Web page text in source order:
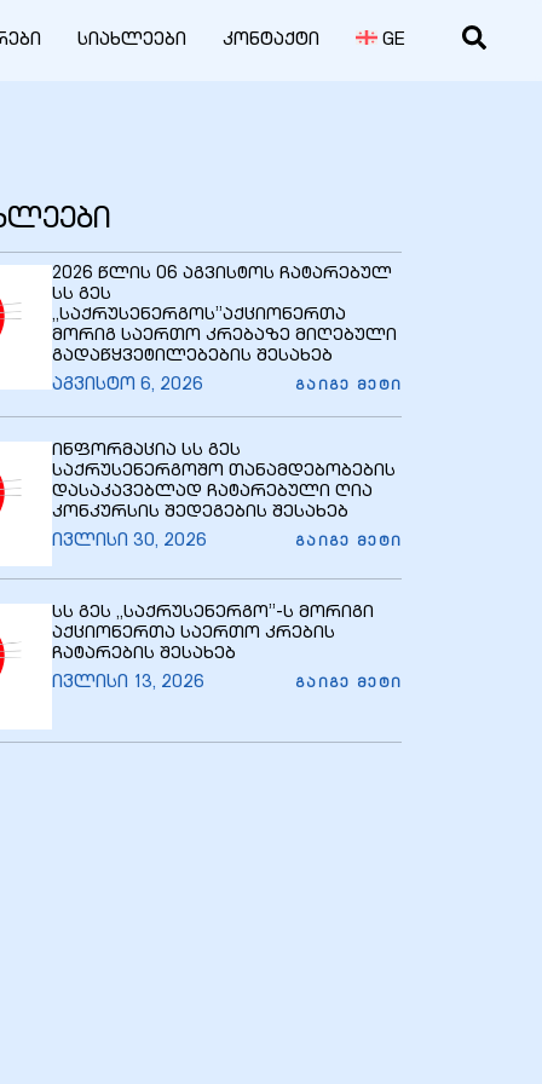
სიახლეები კონტაქტი GE
2026 წლის 06 აგვისტოს ჩატარებულ
სს გეს
,,საქრუსენერგოს”აქციონერთა
მორიგ საერთო კრებაზე მიღებული
გადაწყვეტილებების შესახებ
აგვისტო 6, 2026 ᲒᲐᲘᲒᲔ ᲛᲔᲢᲘ
ინფორმაცია სს გეს
საქრუსენერგოშო თანამდებობების
დასაკავებლად ჩატარებული ღია
კონკურსის შედეგების შესახებ
ივლისი 30, 2026 ᲒᲐᲘᲒᲔ ᲛᲔᲢᲘ
სს გეს ,,საქრუსენერგო’’-ს მორიგი
აქციონერთა საერთო კრების
ჩატარების შესახებ
ივლისი 13, 2026 ᲒᲐᲘᲒᲔ ᲛᲔᲢᲘ